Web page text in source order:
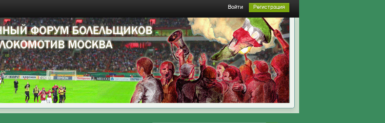
Войти Регистрация